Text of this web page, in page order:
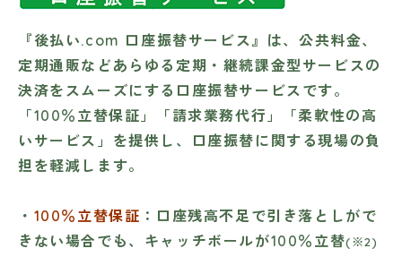
『後払い.com 口座振替サービス』は、公共料金、
定期通販などあらゆる定期・継続課金型サービスの
決済をスムーズにする口座振替サービスです。
「100％立替保証」「請求業務代行」「柔軟性の高
いサービス」を提供し、口座振替に関する現場の負
担を軽減します。
・ 100％立替保証 ：口座残高不足で引き落としがで
きない場合でも、キャッチボールが100％立替(※2)